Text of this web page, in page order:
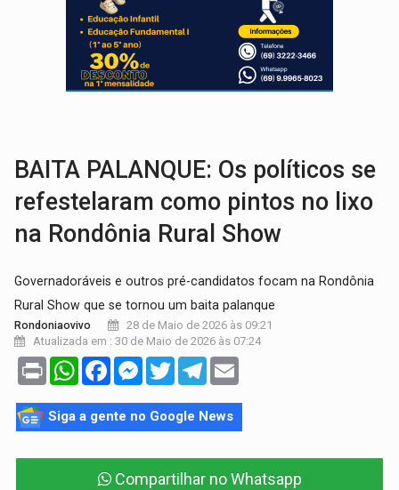
INDEPENDÊNCIA: 10 dicas importantes para quem quer
VARCENA: Cientistas descobrem nova espécie de rã em florestas
BARGANHA: Vai comprar celular usado? Veja como consultar o
BAITA PALANQUE: Os políticos se
refestelaram como pintos no lixo
na Rondônia Rural Show
Governadoráveis e outros pré-candidatos focam na Rondônia
Rural Show que se tornou um baita palanque
Rondoniaovivo
28 de Maio de 2026 às 09:21
Atualizada em : 30 de Maio de 2026 às 07:24
Print WhatsAppFacebookMessenger
TwitterTelegram
Siga a gente no Google News
Compartilhar no Whatsapp